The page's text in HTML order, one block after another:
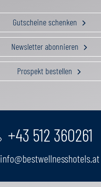
Gutscheine schenken
Newsletter abonnieren
Prospekt bestellen
+43 512 360261
info@bestwellnesshotels.at